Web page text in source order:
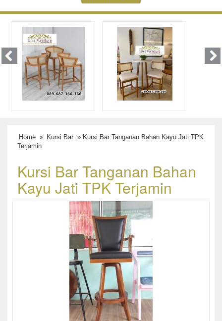
Home » Kursi Bar » Kursi Bar Tanganan Bahan Kayu Jati TPK
Terjamin
Kursi Bar Tanganan Bahan
Kayu Jati TPK Terjamin